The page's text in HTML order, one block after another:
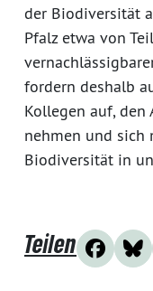
der Biodiversität
Pfalz etwa von
fordern deshalb
Kollegen auf, den
nehmen und sich
Biodiversität in
Teilen